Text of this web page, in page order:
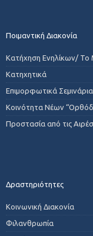
Ποιμαντική Διακονία
Κατήχηση Ενηλίκων/ Το
Κατηχητικά
Επιμορφωτικά
Κοινότητα Νέων
Προστασία από τις
Δραστηριότητες
Κοινωνική Διακονία
Φιλανθρωπία